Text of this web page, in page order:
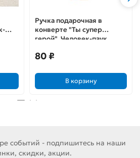
Ручка подарочная в
конверте "Ты супер
герой", Человек-паук
80 ₽
В корзину
событий - подпишитесь на наши
скидки, акции.